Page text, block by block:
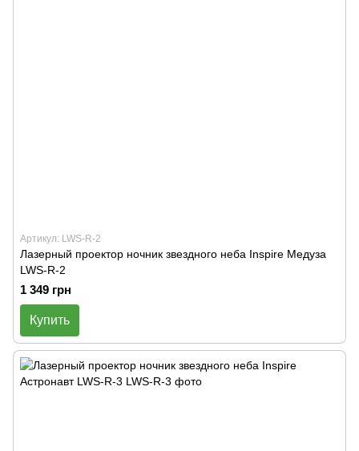
Артикул: LWS-R-2
Лазерный проектор ночник звездного неба Inspire Медуза
LWS-R-2
1 349 грн
Купить